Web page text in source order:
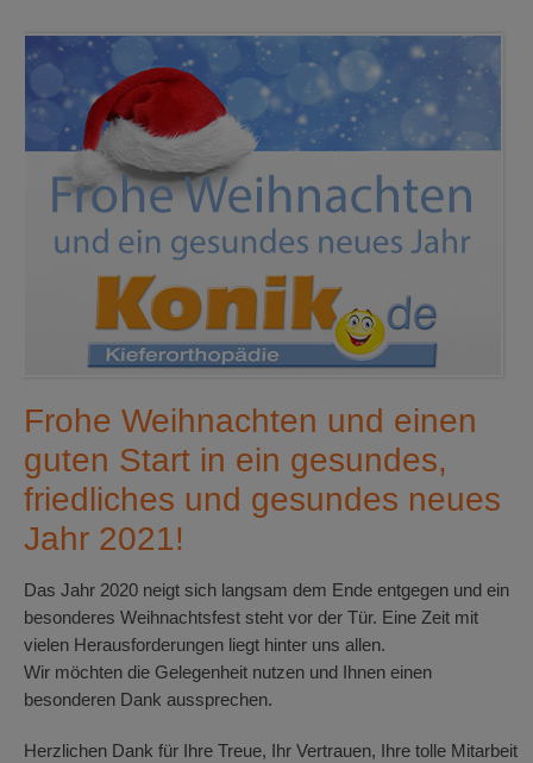
Frohe Weihnachten und einen
guten Start in ein gesundes,
friedliches und gesundes neues
Jahr 2021!
Das Jahr 2020 neigt sich langsam dem Ende entgegen und ein
besonderes Weihnachtsfest steht vor der Tür. Eine Zeit mit
vielen Herausforderungen liegt hinter uns allen.
Wir möchten die Gelegenheit nutzen und Ihnen einen
besonderen Dank aussprechen.
Herzlichen Dank für Ihre Treue, Ihr Vertrauen, Ihre tolle Mitarbeit